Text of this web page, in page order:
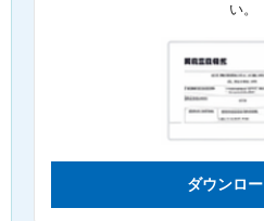
い。
ダウンロ